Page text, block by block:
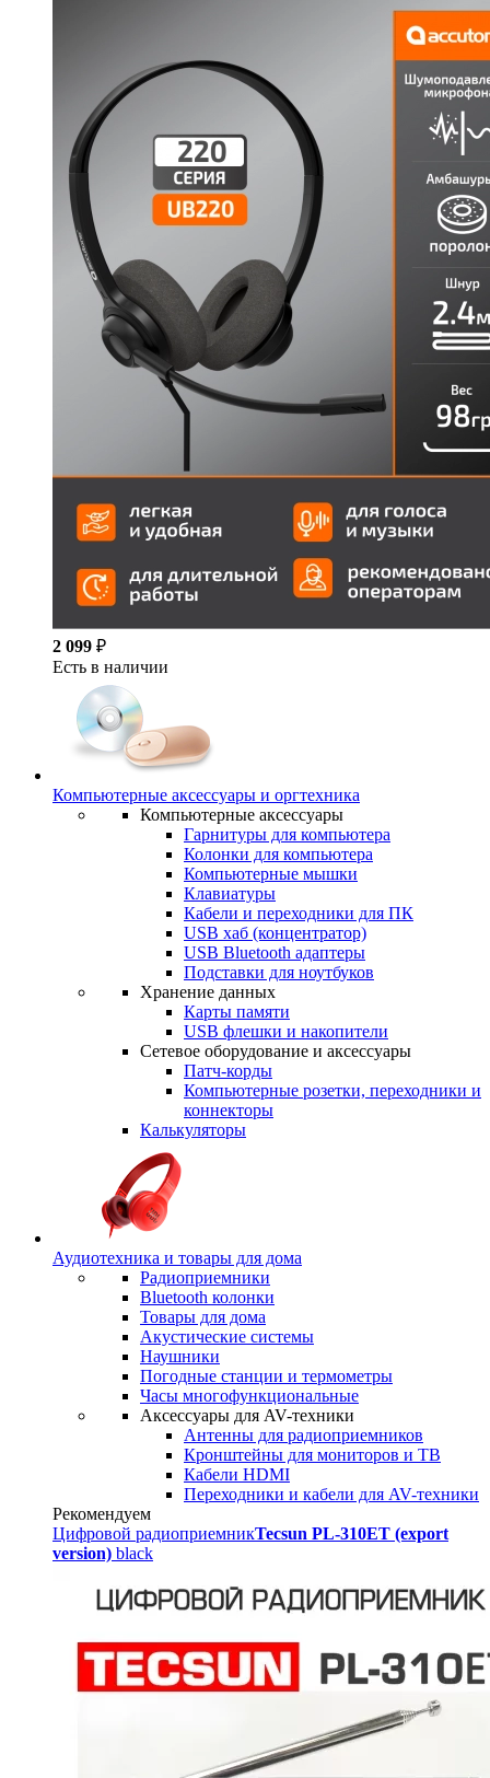
2 099 ₽
Есть в наличии
Компьютерные аксессуары и оргтехника
Компьютерные аксессуары
Гарнитуры для компьютера
Колонки для компьютера
Компьютерные мышки
Клавиатуры
Кабели и переходники для ПК
USB хаб (концентратор)
USB Bluetooth адаптеры
Подставки для ноутбуков
Хранение данных
Карты памяти
USB флешки и накопители
Сетевое оборудование и аксессуары
Патч-корды
Компьютерные розетки, переходники и
коннекторы
Калькуляторы
Аудиотехника и товары для дома
Радиоприемники
Bluetooth колонки
Товары для дома
Акустические системы
Наушники
Погодные станции и термометры
Часы многофункциональные
Аксессуары для AV-техники
Антенны для радиоприемников
Кронштейны для мониторов и ТВ
Кабели HDMI
Переходники и кабели для AV-техники
Рекомендуем
Цифровой радиоприемникTecsun PL-310ET (export
version) black